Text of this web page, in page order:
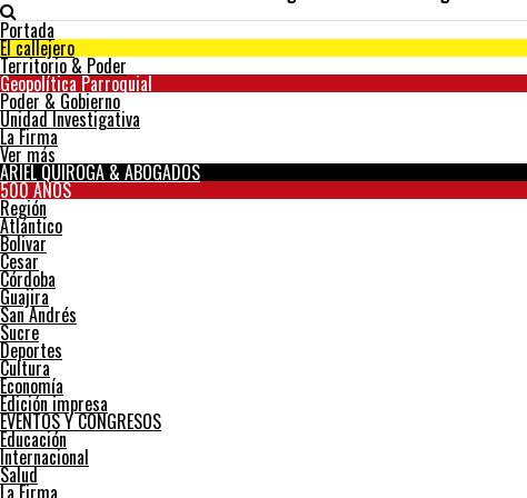
Portada
El callejero
Territorio & Poder
Geopolítica Parroquial
Poder & Gobierno
Unidad Investigativa
La Firma
Ver más
ARIEL QUIROGA & ABOGADOS
500 AÑOS
Región
Atlántico
Bolivar
Cesar
Córdoba
Guajira
San Andrés
Sucre
Deportes
Cultura
Economía
Edición impresa
EVENTOS Y CONGRESOS
Educación
Internacional
Salud
La Firma